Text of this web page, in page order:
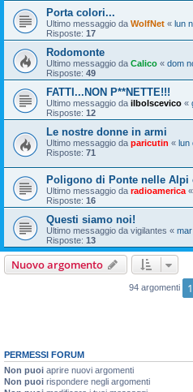
Porta colori...
Ultimo messaggio da WolfNet « lun
Risposte: 17
Rodomonte
Ultimo messaggio da Calico « dom
Risposte: 49
FATTI...NON P**NETTE!!!
Ultimo messaggio da ilbolscevico «
Risposte: 12
Le nostre donne in armi
Ultimo messaggio da paricutin « lun
Risposte: 71
Poligono di Ponte nelle Alpi
Ultimo messaggio da radioamerica «
Risposte: 16
Questi siamo noi!
Ultimo messaggio da vigilantes «
Risposte: 13
Nuovo argomento
94 argomenti 1
PERMESSI FORUM
Non puoi aprire nuovi argomenti
Non puoi rispondere negli argomenti